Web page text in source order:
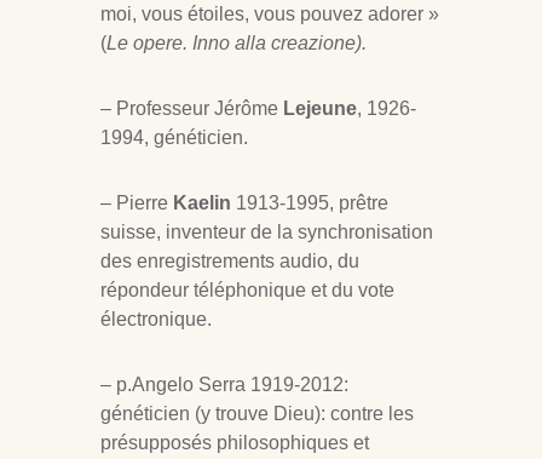
moi, vous étoiles, vous pouvez adorer »
(Le opere. Inno alla creazione).
– Professeur Jérôme Lejeune, 1926-
1994, généticien.
– Pierre Kaelin 1913-1995, prêtre
suisse, inventeur de la synchronisation
des enregistrements audio, du
répondeur téléphonique et du vote
électronique.
– p.Angelo Serra 1919-2012:
généticien (y trouve Dieu): contre les
présupposés philosophiques et